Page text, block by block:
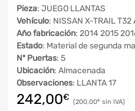
Pieza: JUEGO LLANTAS
Vehículo: NISSAN X-TRAIL
Año fabricación: 2014 2015
Estado: Material de segunda
Nº Puertas: 5
Ubicación: Almacenada
Observaciones: LLANTA 17
242,00€ 200,00€